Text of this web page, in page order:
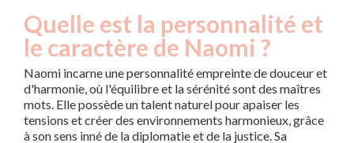
Quelle est la personnalité et
le caractère de Naomi ?
Naomi incarne une personnalité empreinte de douceur et
d'harmonie, où l'équilibre et la sérénité sont des maîtres
mots. Elle possède un talent naturel pour apaiser les
tensions et créer des environnements harmonieux, grâce
à son sens inné de la diplomatie et de la justice. Sa